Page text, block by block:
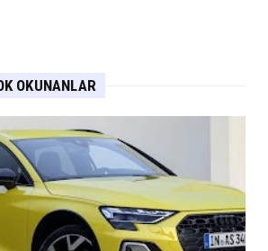
OKUNANLAR